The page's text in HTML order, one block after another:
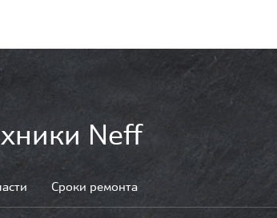
Neff
Сроки ремонта